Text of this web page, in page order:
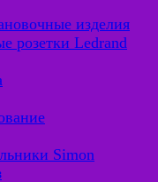
изделия
розетки Ledrand
Simon